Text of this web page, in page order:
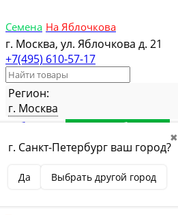
Семена На Яблочкова
г. Москва, ул. Яблочкова д. 21
+7(495) 610-57-17
Регион:
г. Москва
✖
г. Санкт-Петербург ваш город?
Да Выбрать другой город
Избранное Товар в избранном
СравнениеТовар в сравнении
Вход
Вход